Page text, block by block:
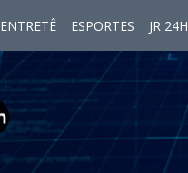
ENTRETÊ ESPORTES JR 24H